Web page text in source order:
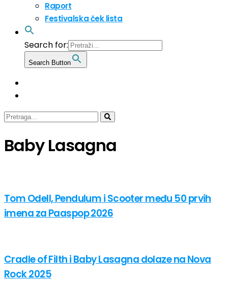
Raport
Festivalska ček lista
Search for:
Search Button
Baby Lasagna
Tom Odell, Pendulum i Scooter među 50 prvih
imena za Paaspop 2026
Cradle of Filth i Baby Lasagna dolaze na Nova
Rock 2025